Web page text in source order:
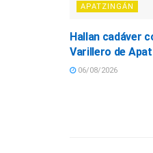
APATZINGÁN
Hallan cadáver
Varillero de
06/08/2026